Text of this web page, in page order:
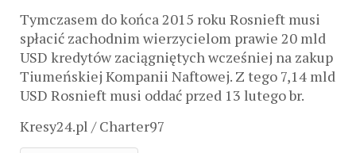
Tymczasem do końca 2015 roku Rosnieft musi
spłacić zachodnim wierzycielom prawie 20 mld
USD kredytów zaciągniętych wcześniej na zakup
Tiumeńskiej Kompanii Naftowej. Z tego 7,14 mld
USD Rosnieft musi oddać przed 13 lutego br.
Kresy24.pl / Charter97